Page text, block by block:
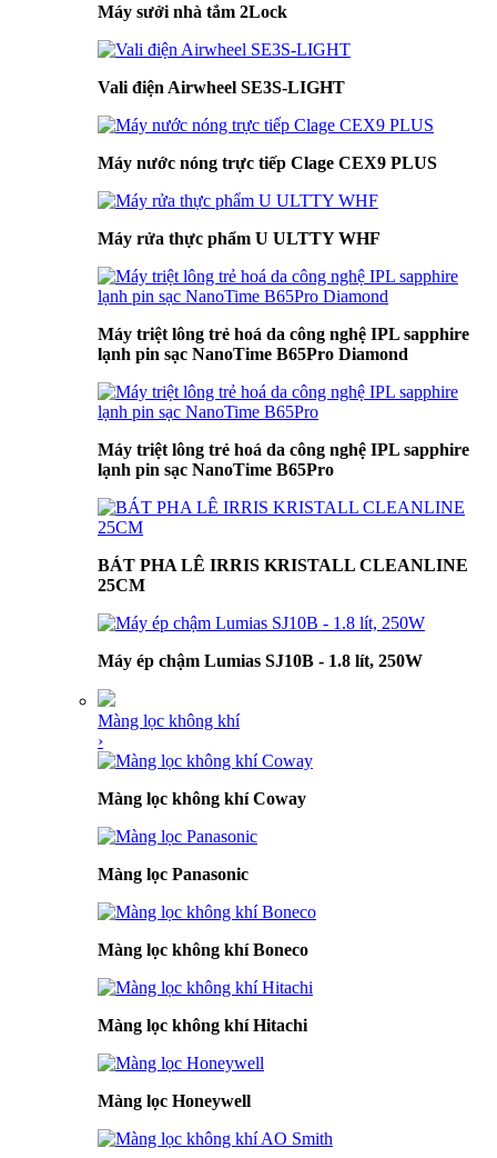
Máy sưởi nhà tắm 2Lock
Vali điện Airwheel SE3S-LIGHT
Máy nước nóng trực tiếp Clage CEX9 PLUS
Máy rửa thực phẩm U ULTTY WHF
Máy triệt lông trẻ hoá da công nghệ IPL sapphire
lạnh pin sạc NanoTime B65Pro Diamond
Máy triệt lông trẻ hoá da công nghệ IPL sapphire
lạnh pin sạc NanoTime B65Pro
BÁT PHA LÊ IRRIS KRISTALL CLEANLINE
25CM
Máy ép chậm Lumias SJ10B - 1.8 lít, 250W
Màng lọc không khí
›
Màng lọc không khí Coway
Màng lọc Panasonic
Màng lọc không khí Boneco
Màng lọc không khí Hitachi
Màng lọc Honeywell